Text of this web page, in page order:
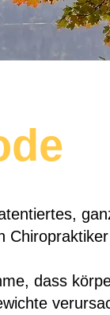
Chiropraktiker
dass